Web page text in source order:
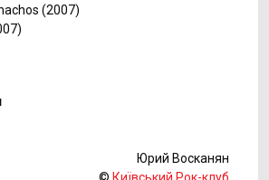
(2007)
Юрий Восканян